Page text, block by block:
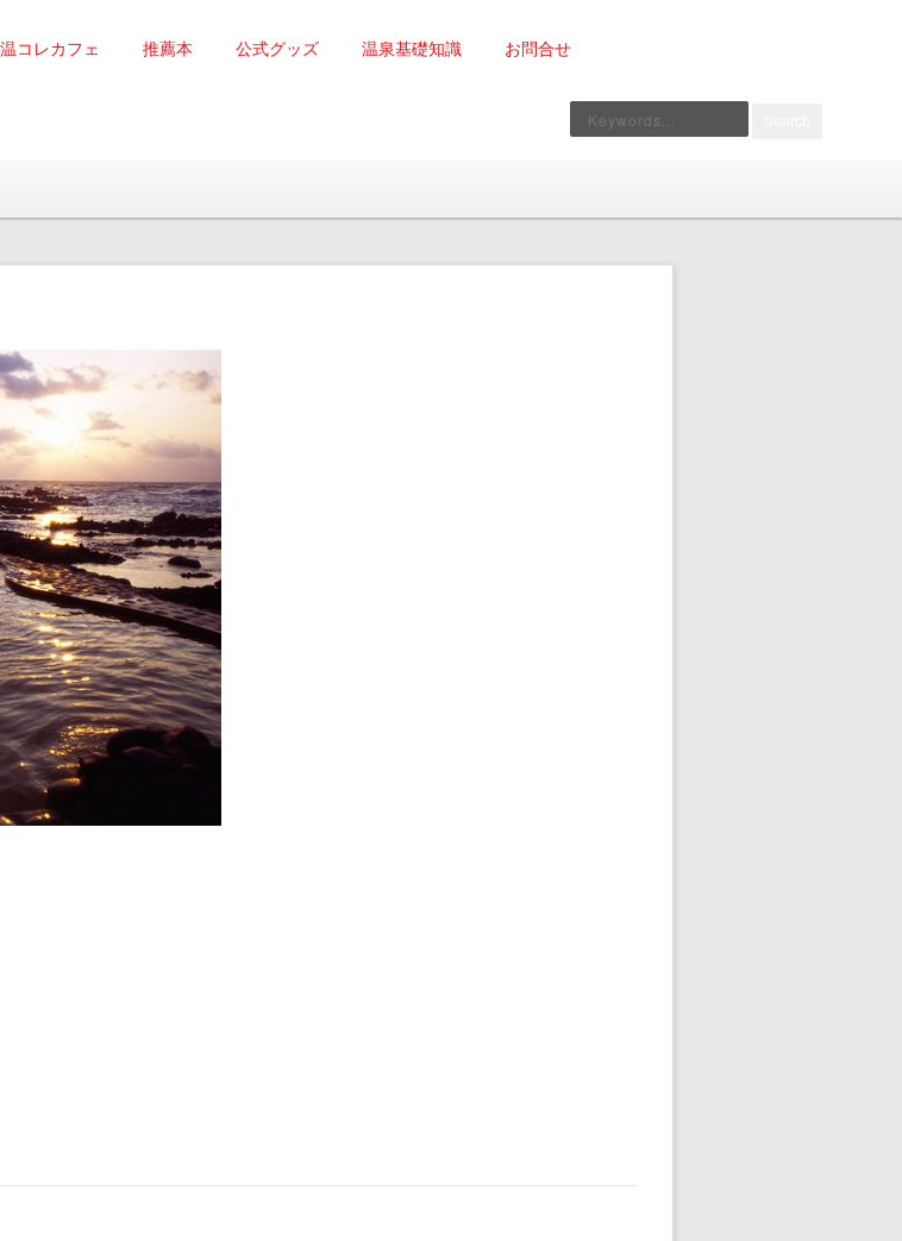
温コレカフェ 推薦本 公式グッズ 温泉基礎知識 お問合せ